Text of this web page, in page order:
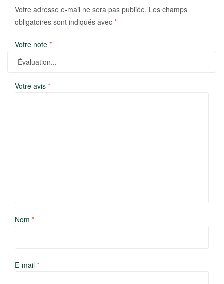
Votre adresse e-mail ne sera pas publiée. Les champs
obligatoires sont indiqués avec *
Votre note *
Votre avis *
Nom *
E-mail *